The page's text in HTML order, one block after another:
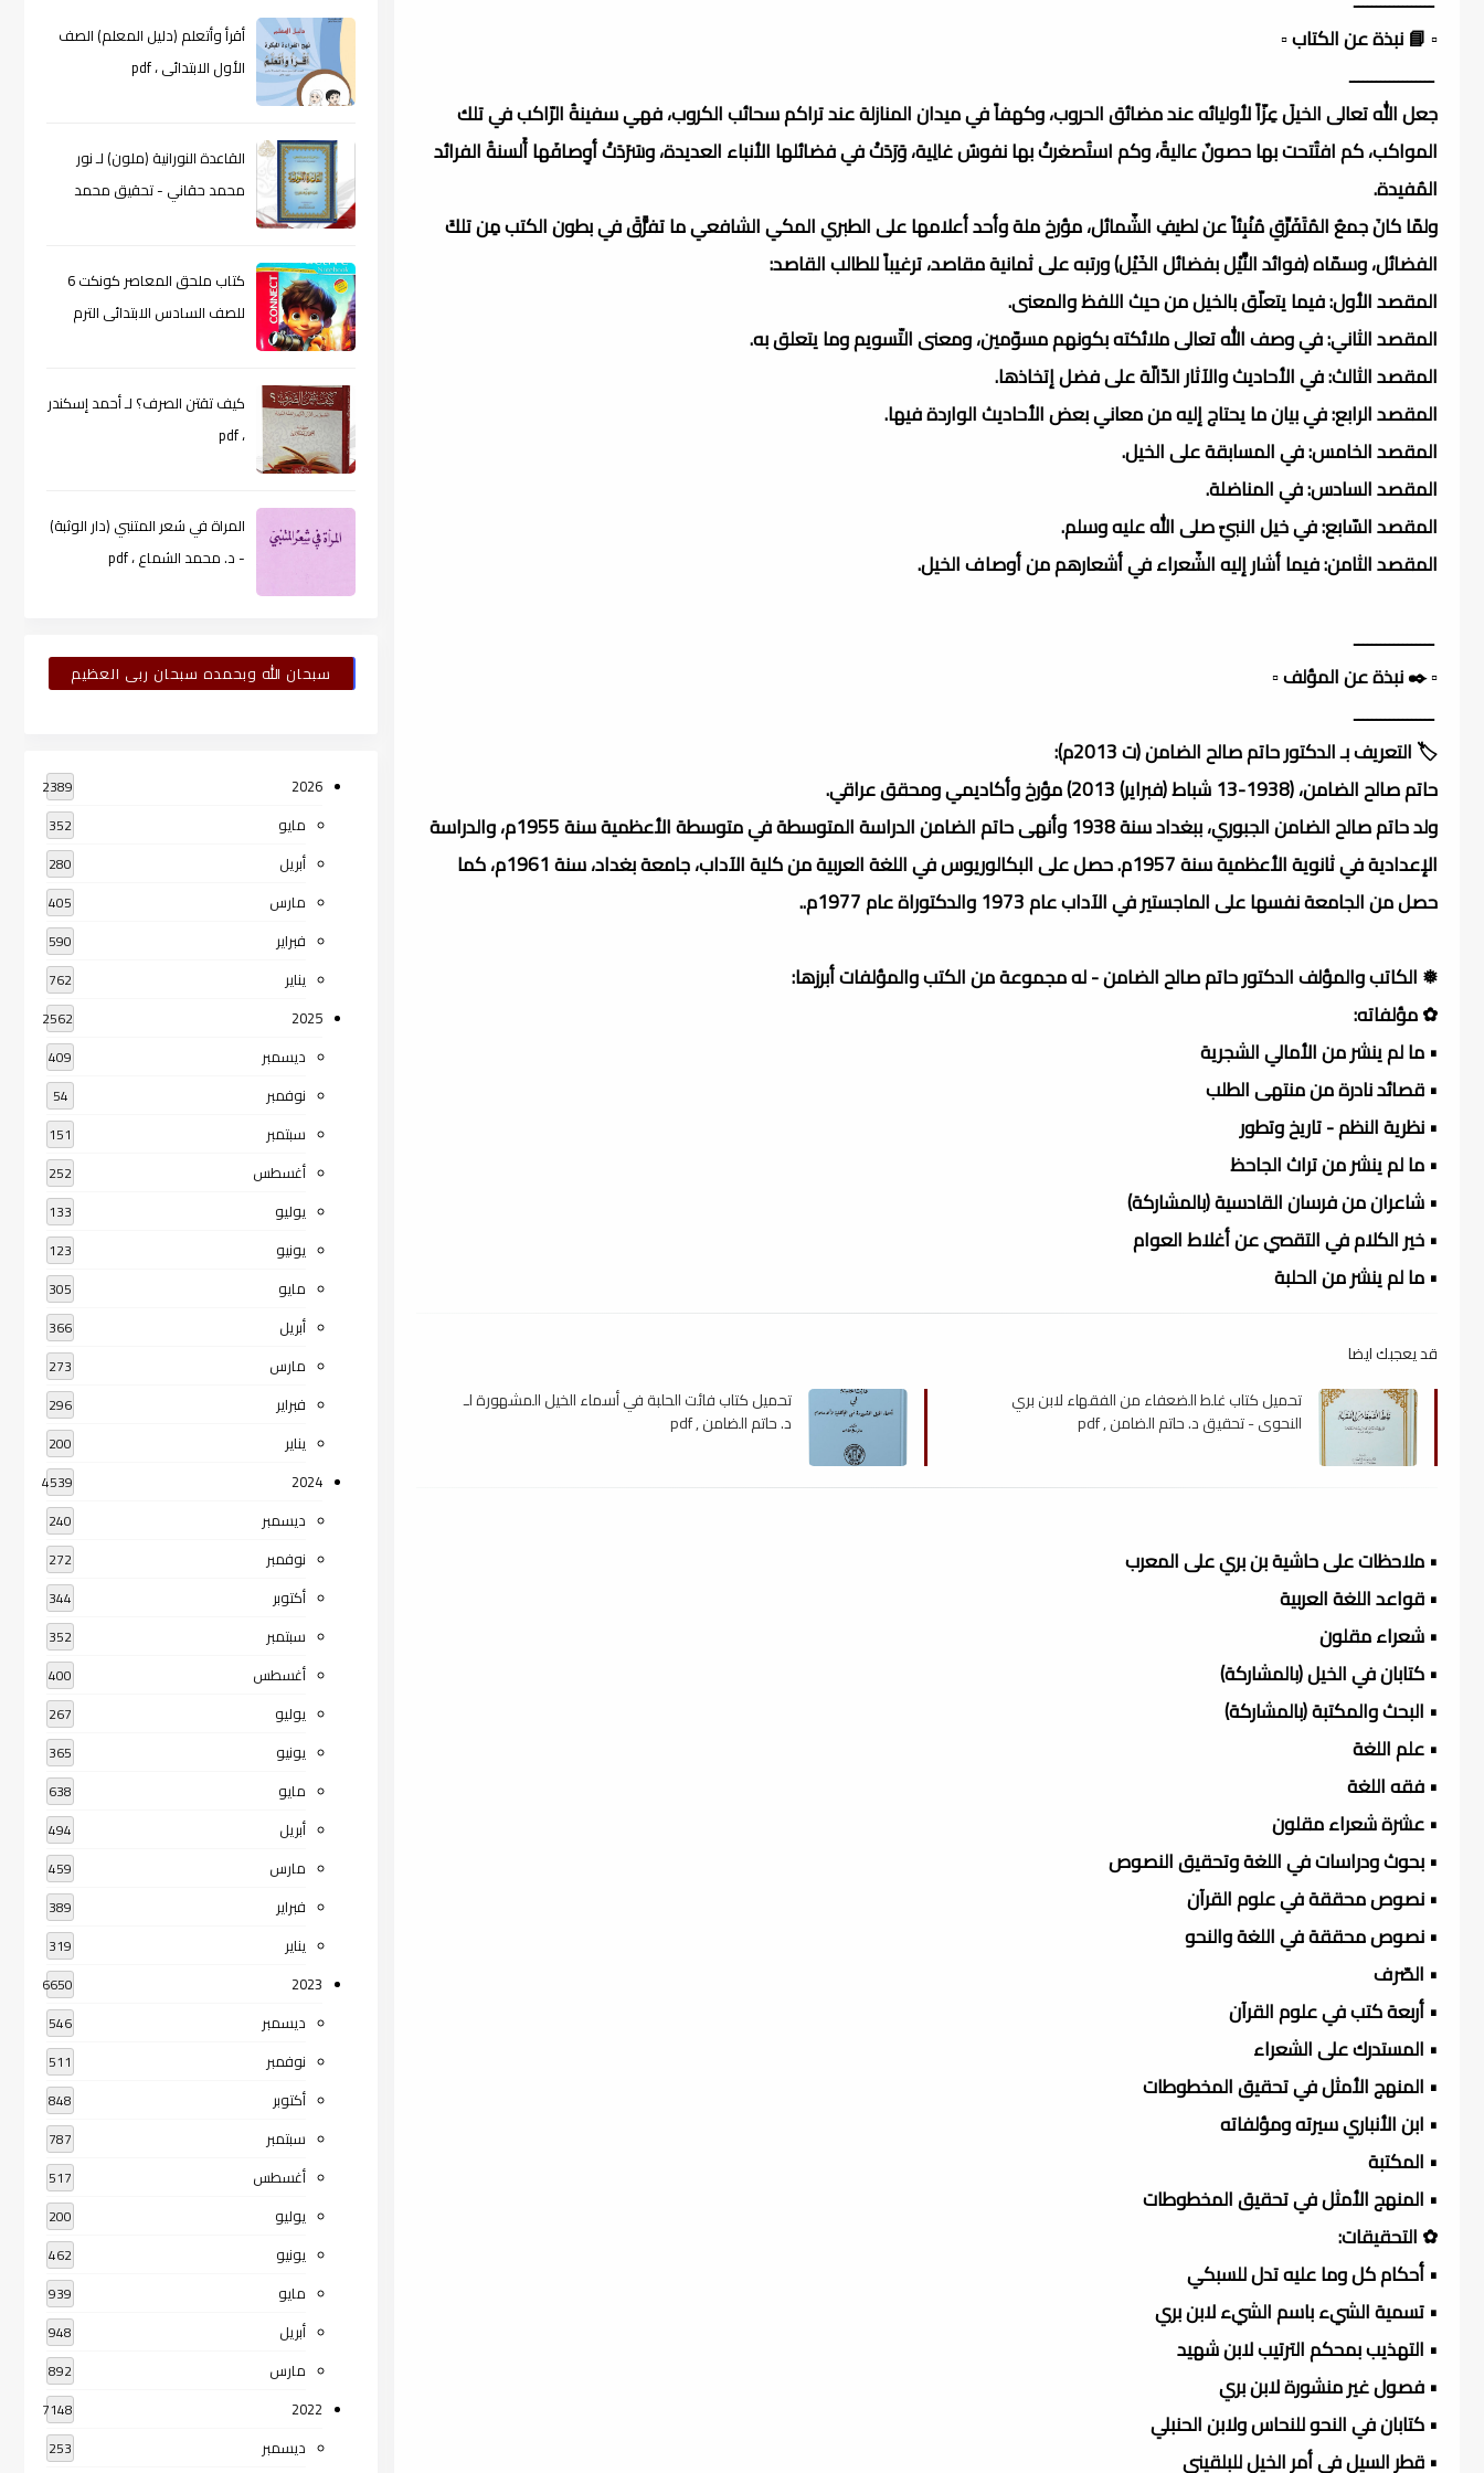
▫️ 📘 نبذة عن الكتاب ▫️
ـــــــــــــــــــ
جعل الله تعالى الخيلَ عِزّاً لأوليائه عند مضائق الحروب، وكهفاً في ميدان المنازلة عند تراكم سحائب الكروب، فهي سفينةُ الرّاكب في تلك
المواكب، كم افتُتحت بها حصونٌ عاليةٌ، وكم استُصغرتْ بها نفوسٌ غالِية، وَرَدَتْ في فضائلها الأنباء العديدة، وسَرَدَتْ أوِصافَها أَلسنةُ الفرائد
المُفيدة.
ولمّا كانَ جمعُ المُتَفَرِّقِ مُنْبِئاً عن لطيفِ الشّمائل، مؤرخ ملة وأحد أعلامها على الطبري المكي الشافعي ما تفرًّقَ في بطون الكتب مِن تلكَ
الفضائل، وسمّاه (فوائد النَّيْل بفضائل الخَيْل) ورتبه على ثمانية مقاصد، ترغيباً للطالب القاصد:
المقصد الأول: فيما يتعلّق بالخيل من حيث اللفظ والمعنى.
المقصد الثاني: في وصف الله تعالى ملائكته بكونهم مسوّمين، ومعنى التّسويم وما يتعلق به.
المقصد الثالث: في الأحاديث والآثار الدّالّة على فضل إتخاذها.
المقصد الرابع: في بيان ما يحتاج إليه من معاني بعض الأحاديث الواردة فيها.
المقصد الخامس: في المسابقة على الخيل.
المقصد السادس: في المناضلة.
المقصد السّابع: في خيل النبيّ صلى الله عليه وسلم.
المقصد الثامن: فيما أشار إليه الشّعراء في أشعارهم من أوصاف الخيل.
ــــــــــــــــــ
▫️ ✒️ نبذة عن المؤلف ▫️
ــــــــــــــــــ
🏷️ التعريف بـ الدكتور حاتم صالح الضامن (ت 2013م):
حاتم صالح الضامن، (1938-13 شباط (فبراير) 2013) مؤرخ وأكاديمي ومحقق عراقي.
ولد حاتم صالح الضامن الجبوري، ببغداد سنة 1938 وأنهى حاتم الضامن الدراسة المتوسطة في متوسطة الأعظمية سنة 1955م، والدراسة
الإعدادية في ثانوية الأعظمية سنة 1957م. حصل على البكالوريوس في اللغة العربية من كلية الآداب، جامعة بغداد، سنة 1961م، كما
حصل من الجامعة نفسها على الماجستير في الآداب عام 1973 والدكتوراة عام 1977م..
❅ الكاتب والمؤلف الدكتور حاتم صالح الضامن - له مجموعة من الكتب والمؤلفات أبرزها:
✿ مؤلفاته:
• ما لم ينشر من الأمالي الشجرية
• قصائد نادرة من منتهى الطلب
• نظرية النظم - تاريخ وتطور
• ما لم ينشر من تراث الجاحظ
• شاعران من فرسان القادسية (بالمشاركة)
• خير الكلام في التقصي عن أغلاط العوام
• ما لم ينشر من الحلبة
قد يعجبك ايضا
تحميل كتاب غلط الضعفاء من الفقهاء لابن بري
النحوي - تحقيق د. حاتم الضامن , pdf
تحميل كتاب فائت الحلبة في أسماء الخيل المشهورة لـ
د. حاتم الضامن , pdf
• ملاحظات على حاشية بن بري على المعرب
• قواعد اللغة العربية
• شعراء مقلون
• كتابان في الخيل (بالمشاركة)
• البحث والمكتبة (بالمشاركة)
• علم اللغة
• فقه اللغة
• عشرة شعراء مقلون
• بحوث ودراسات في اللغة وتحقيق النصوص
• نصوص محققة في علوم القرآن
• نصوص محققة في اللغة والنحو
• الصّرف
• أربعة كتب في علوم القرآن
• المستدرك على الشعراء
• المنهج الأمثل في تحقيق المخطوطات
• ابن الأنباري سيرته ومؤلفاته
• المكتبة
• المنهج الأمثل في تحقيق المخطوطات
✿ التحقيقات:
• أحكام كل وما عليه تدل للسبكي
• تسمية الشيء باسم الشيء لابن بري
• التهذيب بمحكم الترتيب لابن شهيد
• فصول غير منشورة لابن بري
• كتابان في النحو للنحاس ولابن الحنبلي
• قطر السيل في أمر الخيل للبلقيني
أقرأ وأتعلم (دليل المعلم) الصف
الأول الابتدائى ، pdf
القاعدة النورانية (ملون) لـ نور
محمد حقاني - تحقيق محمد
كتاب ملحق المعاصر كونكت 6
للصف السادس الابتدائى الترم
كيف تقتن الصرف؟ لـ أحمد إسكندر
، pdf
المراة في شعر المتنبي (دار الوثبة)
- د. محمد الشماع ، pdf
سبحان الله وبحمده سبحان ربى العظيم
2026
2389
مايو 352
أبريل 280
مارس 405
فبراير 590
يناير 762
2025
2562
ديسمبر 409
نوفمبر 54
سبتمبر 151
أغسطس 252
يوليو 133
يونيو 123
مايو 305
أبريل 366
مارس 273
فبراير 296
يناير 200
2024
4539
ديسمبر 240
نوفمبر 272
أكتوبر 344
سبتمبر 352
أغسطس 400
يوليو 267
يونيو 365
مايو 638
أبريل 494
مارس 459
فبراير 389
يناير 319
2023
6650
ديسمبر 546
نوفمبر 511
أكتوبر 848
سبتمبر 787
أغسطس 517
يوليو 200
يونيو 462
مايو 939
أبريل 948
مارس 892
2022
7148
ديسمبر 253